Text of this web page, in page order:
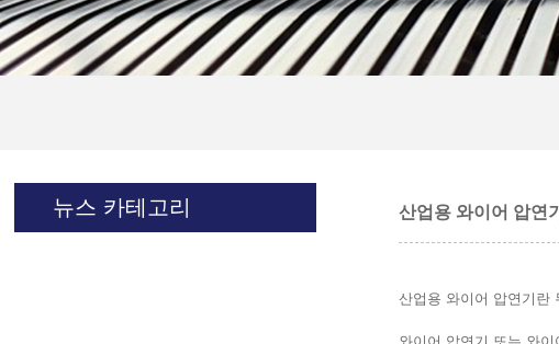
뉴스 카테고리 산업용 와이어 압연
산업용 와이어 압연기란